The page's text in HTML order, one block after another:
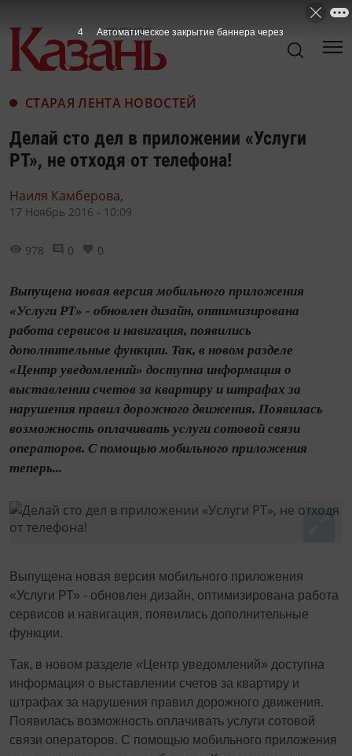
СТАРАЯ ЛЕНТА НОВОСТЕЙ
Делай сто дел в приложении «Услуги
РТ», не отходя от телефона!
Наиля Камберова,
17 Ноябрь 2016 - 10:09
978 0 0
Выпущена новая версия мобильного приложения
«Услуги РТ» - обновлен дизайн, оптимизирована
работа сервисов и навигация, появились
дополнительные функции. Так, в новом разделе
«Центр уведомлений» доступна информация о
выставлении счетов за квартиру и штрафах за
нарушения правил дорожного движения. Появилась
возможность оплачивать услуги сотовой связи
операторов. С помощью мобильного приложения
теперь...
Выпущена новая версия мобильного приложения
«Услуги РТ» - обновлен дизайн, оптимизирована работа
сервисов и навигация, появились дополнительные
функции.
Так, в новом разделе «Центр уведомлений» доступна
информация о выставлении счетов за квартиру и
штрафах за нарушения правил дорожного движения.
Появилась возможность оплачивать услуги сотовой
связи операторов. С помощью мобильного приложения
3 Автоматическое закрытие баннера через